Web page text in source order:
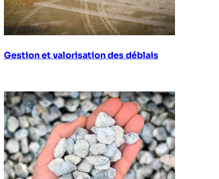
Gestion et valorisation des déblais